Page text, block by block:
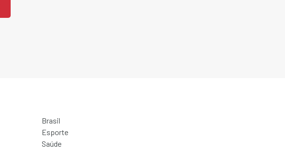
Brasil
Esporte
Saúde